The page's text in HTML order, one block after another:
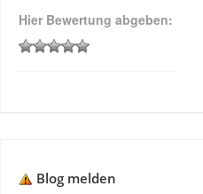
Hier Bewertung abgeben:
Blog melden